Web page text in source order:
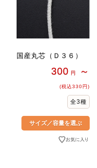
国産丸芯（Ｄ３６）
300 円 ～
(税込330円)
全3種